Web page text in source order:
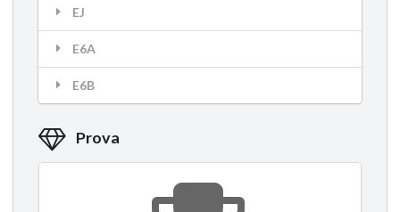
EJ
E6A
E6B
Prova